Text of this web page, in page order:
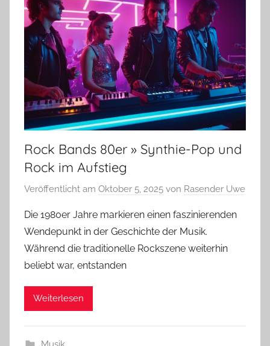
Rock Bands 80er » Synthie-Pop und
Rock im Aufstieg
Veröffentlicht am Oktober 5, 2025 von Rasender Uwe
Die 1980er Jahre markieren einen faszinierenden
Wendepunkt in der Geschichte der Musik.
Während die traditionelle Rockszene weiterhin
beliebt war, entstanden
Weiterlesen